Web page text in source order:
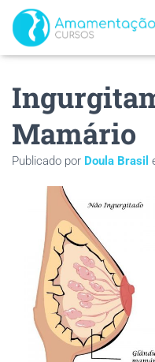
Mamário
Publicado por Doula Brasil